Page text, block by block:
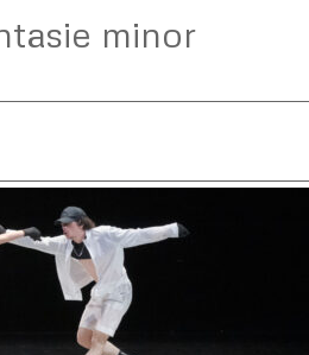
minor